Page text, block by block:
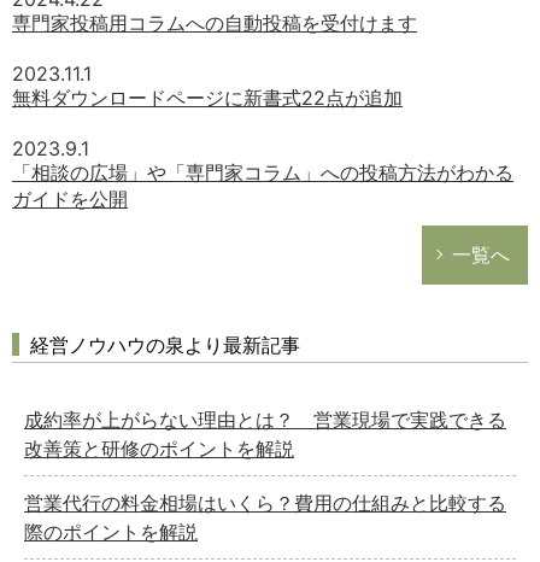
専門家投稿用コラムへの自動投稿を受付けます
2023.11.1
無料ダウンロードページに新書式22点が追加
2023.9.1
「相談の広場」や「専門家コラム」への投稿方法がわかる
ガイドを公開
一覧へ
経営ノウハウの泉より最新記事
成約率が上がらない理由とは？ 営業現場で実践できる
改善策と研修のポイントを解説
営業代行の料金相場はいくら？費用の仕組みと比較する
際のポイントを解説